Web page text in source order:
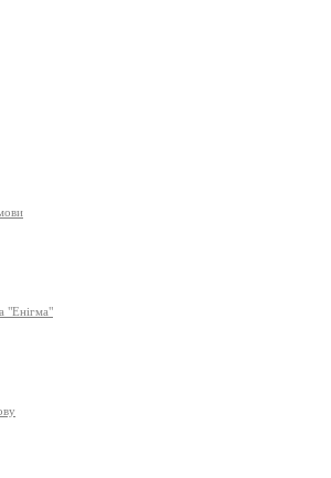
"Енігма"